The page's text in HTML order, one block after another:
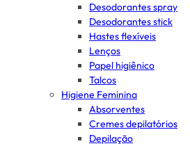
Desodorantes spray
Desodorantes stick
Hastes flexíveis
Lenços
Papel higiênico
Talcos
Higiene Feminina
Absorventes
Cremes depilatórios
Depilação